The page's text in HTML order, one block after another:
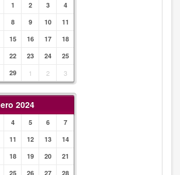
1 2 3
4
8 9 10
11
15 16 17
18
22 23 24
25
29 1 2 3
2024
4 5 6
7
11 12 13
14
18 19 20
21
25 26 27
28